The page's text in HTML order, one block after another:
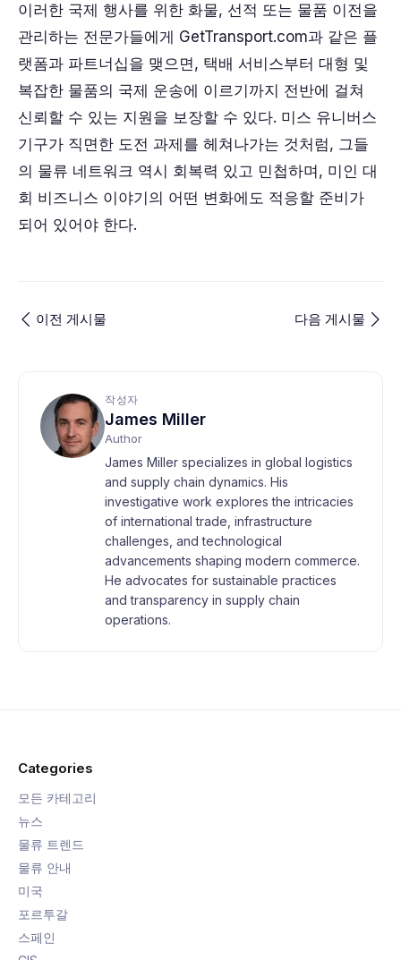
이러한 국제 행사를 위한 화물, 선적 또는 물품 이전을
관리하는 전문가들에게 GetTransport.com과 같은 플
랫폼과 파트너십을 맺으면, 택배 서비스부터 대형 및
복잡한 물품의 국제 운송에 이르기까지 전반에 걸쳐
신뢰할 수 있는 지원을 보장할 수 있다. 미스 유니버스
기구가 직면한 도전 과제를 헤쳐나가는 것처럼, 그들
의 물류 네트워크 역시 회복력 있고 민첩하며, 미인 대
회 비즈니스 이야기의 어떤 변화에도 적응할 준비가
되어 있어야 한다.
이전 게시물 다음 게시물
작성자
James Miller
Author
James Miller specializes in global logistics
and supply chain dynamics. His
investigative work explores the intricacies
of international trade, infrastructure
challenges, and technological
advancements shaping modern commerce.
He advocates for sustainable practices
and transparency in supply chain
operations.
Categories
모든 카테고리
뉴스
물류 트렌드
물류 안내
미국
포르투갈
스페인